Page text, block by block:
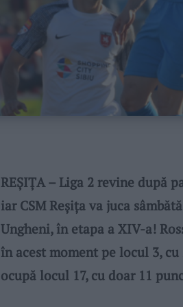
REȘIȚA – Liga 2 revine după
iar CSM Reșița va juca
Ungheni, în etapa a XIV-a!
în acest moment pe locul 3,
ocupă locul 17, cu doar 11